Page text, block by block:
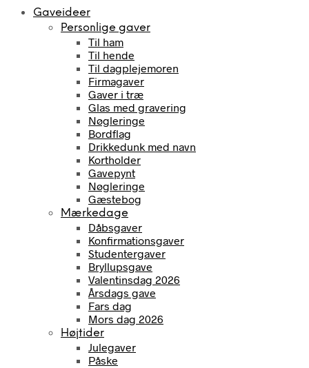
Gaveideer
Personlige gaver
Til ham
Til hende
Til dagplejemoren
Firmagaver
Gaver i træ
Glas med gravering
Nøgleringe
Bordflag
Drikkedunk med navn
Kortholder
Gavepynt
Nøgleringe
Gæstebog
Mærkedage
Dåbsgaver
Konfirmationsgaver
Studentergaver
Bryllupsgave
Valentinsdag 2026
Årsdags gave
Fars dag
Mors dag 2026
Højtider
Julegaver
Påske